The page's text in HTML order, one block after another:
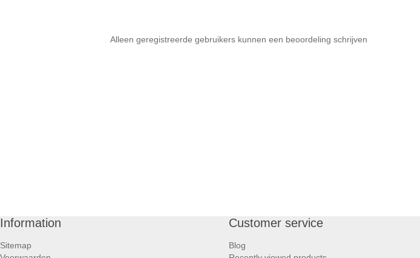
Alleen geregistreerde gebruikers kunnen een beoordeling schrijven
Information
Sitemap
Customer service
Blog